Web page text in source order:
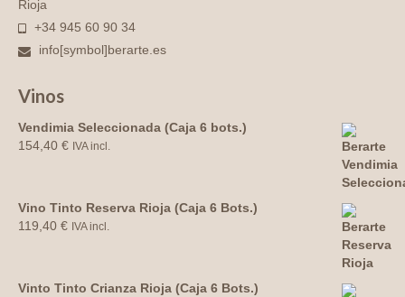
Rioja
+34 945 60 90 34
info[symbol]berarte.es
Vinos
Vendimia Seleccionada (Caja 6 bots.)
154,40 € IVA incl.
Vino Tinto Reserva Rioja (Caja 6 Bots.)
119,40 € IVA incl.
Vinto Tinto Crianza Rioja (Caja 6 Bots.)